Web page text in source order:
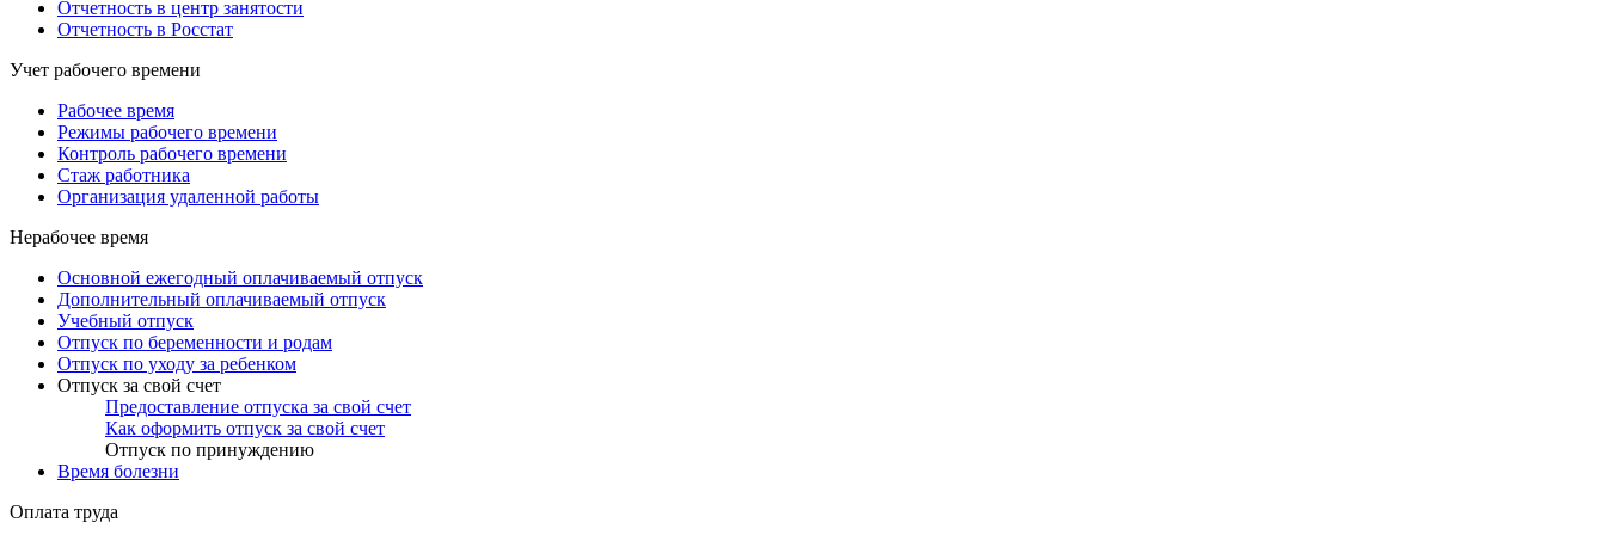
Отчетность в центр занятости
Отчетность в Росстат
Учет рабочего времени
Рабочее время
Режимы рабочего времени
Контроль рабочего времени
Стаж работника
Организация удаленной работы
Нерабочее время
Основной ежегодный оплачиваемый отпуск
Дополнительный оплачиваемый отпуск
Учебный отпуск
Отпуск по беременности и родам
Отпуск по уходу за ребенком
Отпуск за свой счет
Предоставление отпуска за свой счет
Как оформить отпуск за свой счет
Отпуск по принуждению
Время болезни
Оплата труда